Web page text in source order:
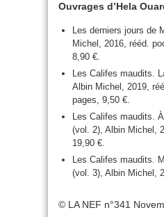
Ouvrages d’Hela
Les derniers jours de
Michel, 2016, rééd.
8,90 €.
Les Califes maudits.
Albin Michel, 2019,
pages, 9,50 €.
Les Califes maudits.
(vol. 2), Albin Michel,
19,90 €.
Les Califes maudits.
(vol. 3), Albin Michel,
© LA NEF n°341